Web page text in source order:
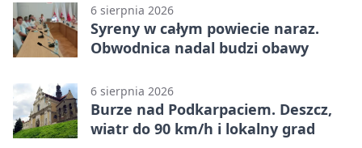
6 sierpnia 2026
Syreny w całym powiecie naraz.
Obwodnica nadal budzi obawy
6 sierpnia 2026
Burze nad Podkarpaciem. Deszcz,
wiatr do 90 km/h i lokalny grad